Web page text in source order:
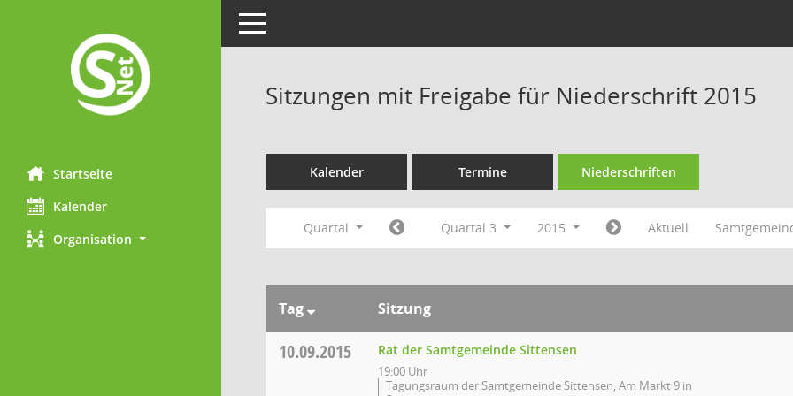
Startseite
Kalender
Organisation
Toggle navigation
Sitzungen mit Freigabe für Niederschrift 2015
Kalender Termine Niederschriften
Quartal Quartal 3 2015 Aktuell
Tag Sitzung
10.09.2015 Rat der Samtgemeinde Sittensen
19:00 Uhr
Tagungsraum der Samtgemeinde Sittensen, Am Markt 9 in